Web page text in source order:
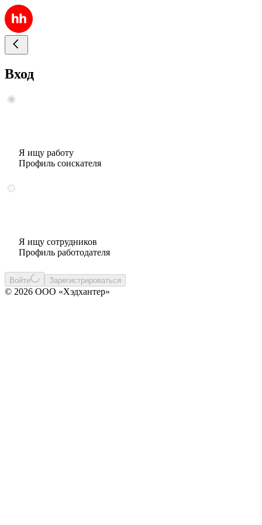
Вход
Я ищу работу
Профиль соискателя
Я ищу сотрудников
Профиль работодателя
Войти Зарегистрироваться
© 2026 ООО «Хэдхантер»